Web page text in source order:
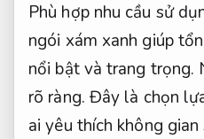
Phù hợp nhu cầu sử
ngói xám xanh giúp
nổi bật và trang trọng.
rõ ràng. Đây là chọn
ai yêu thích không